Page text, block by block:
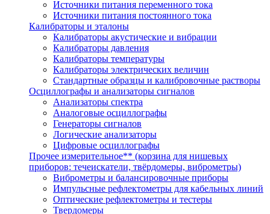
Источники питания переменного тока
Источники питания постоянного тока
Калибраторы и эталоны
Калибраторы акустические и вибрации
Калибраторы давления
Калибраторы температуры
Калибраторы электрических величин
Стандартные образцы и калибровочные растворы
Осциллографы и анализаторы сигналов
Анализаторы спектра
Аналоговые осциллографы
Генераторы сигналов
Логические анализаторы
Цифровые осциллографы
Прочее измерительное** (корзина для нишевых
приборов: течеискатели, твёрдомеры, виброметры)
Виброметры и балансировочные приборы
Импульсные рефлектометры для кабельных линий
Оптические рефлектометры и тестеры
Твердомеры